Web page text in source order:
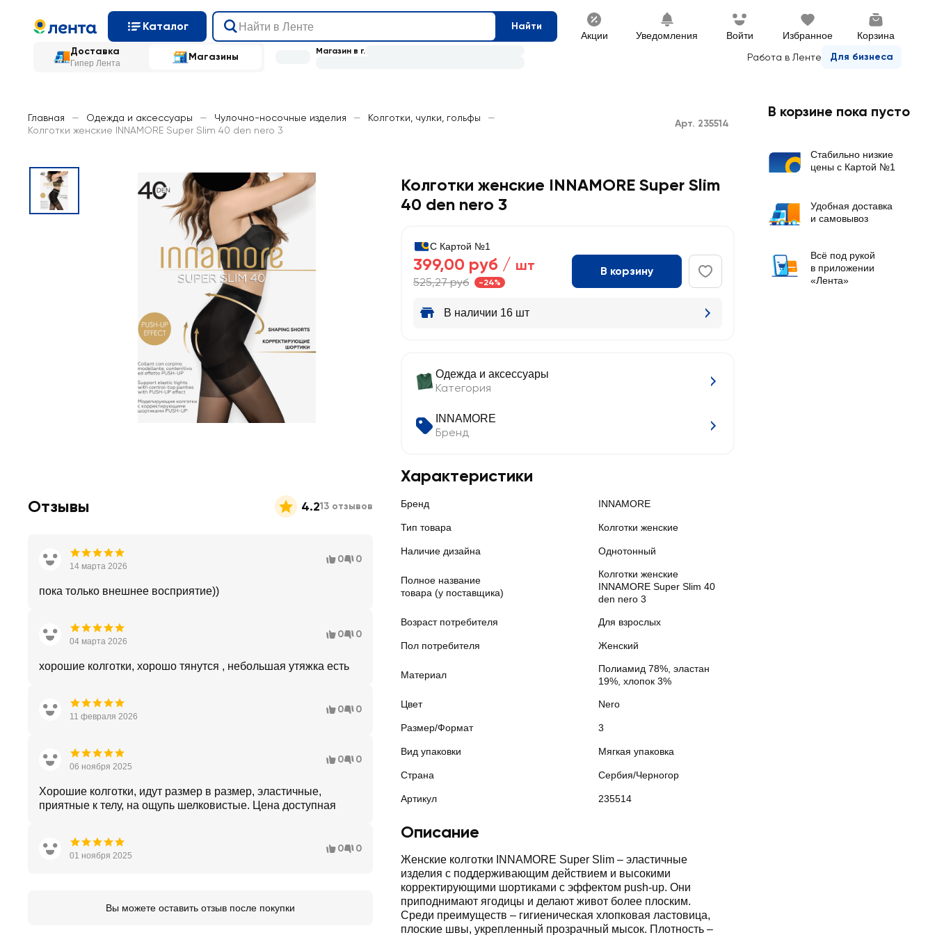
Каталог Найти
Акции Уведомления Войти Избранное Корзина
Доставка
Гипер Лента
Магазины Работа в Ленте Для бизнеса
Магазин в г.
Главная — Одежда и аксессуары — Чулочно-носочные изделия — Колготки, чулки, гольфы
—
Колготки женские INNAMORE Super Slim 40 den nero 3
Арт. 235514
Колготки женские INNAMORE Super Slim
40 den nero 3
С Картой №1
399,00 руб / шт
525,27 руб -24%
В корзину
В наличии 16 шт
Одежда и аксессуары
Категория
INNAMORE
Бренд
Характеристики
Бренд INNAMORE
Тип товара Колготки женские
Наличие дизайна Однотонный
Полное название
товара (у поставщика)
Колготки женские
INNAMORE Super Slim 40
den nero 3
Возраст потребителя Для взрослых
Пол потребителя Женский
Материал
Полиамид 78%, эластан
19%, хлопок 3%
Цвет Nero
Размер/Формат 3
Вид упаковки Мягкая упаковка
Страна Сербия/Черногор
Артикул 235514
Описание
Женские колготки INNAMORE Super Slim – эластичные
изделия с поддерживающим действием и высокими
корректирующими шортиками с эффектом push-up. Они
приподнимают ягодицы и делают живот более плоским.
Среди преимуществ – гигиеническая хлопковая ластовица,
плоские швы, укрепленный прозрачный мысок. Плотность –
Отзывы 4.213 отзывов
14 марта 2026
0 0
пока только внешнее восприятие))
04 марта 2026
0 0
хорошие колготки, хорошо тянутся , небольшая утяжка есть
11 февраля 2026
0 0
06 ноября 2025
0 0
Хорошие колготки, идут размер в размер, эластичные,
приятные к телу, на ощупь шелковистые. Цена доступная
01 ноября 2025
0 0
Вы можете оставить отзыв после покупки
В корзине пока пусто
Стабильно низкие
цены с Картой №1
Удобная доставка
и самовывоз
Всё под рукой
в приложении
«Лента»